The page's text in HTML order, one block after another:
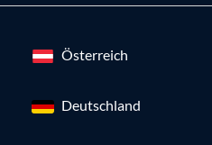
Österreich
Deutschland